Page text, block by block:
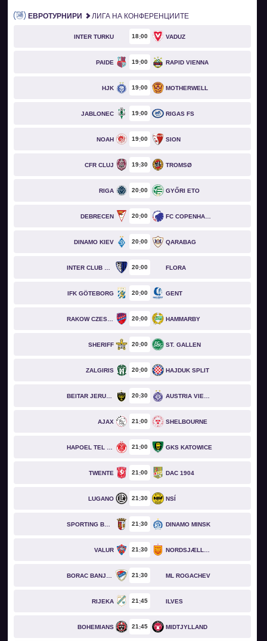
ЕВРОТУРНИРИ ЛИГА НА КОНФЕРЕНЦИИТЕ
INTER TURKU 18 00 VADUZ
PAIDE 19 00 RAPID VIENNA
HJK 19 00 MOTHERWELL
JABLONEC 19 00 RIGAS FS
NOAH 19 00 SION
CFR CLUJ 19 30 TROMSØ
RIGA 20 00 GYŐRI ETO
DEBRECEN 20 00 FC COPENHAGEN
DINAMO KIEV 20 00 QARABAG
20 00 FLORA
IFK GÖTEBORG 20 00 GENT
RAKOW CZESTOCHOWA 20 00 HAMMARBY
SHERIFF 20 00 ST. GALLEN
ZALGIRIS 20 00 HAJDUK SPLIT
BEITAR JERUSALEM 20 30
AJAX 21 00 SHELBOURNE
21 00 GKS KATOWICE
TWENTE 21 00 DAC 1904
LUGANO 21 30 NSÍ
SPORTING BRAGA 21 30 DINAMO MINSK
VALUR 21 30
21 30 ML ROGACHEV
RIJEKA 21 45 ILVES
BOHEMIANS 21 45 MIDTJYLLAND